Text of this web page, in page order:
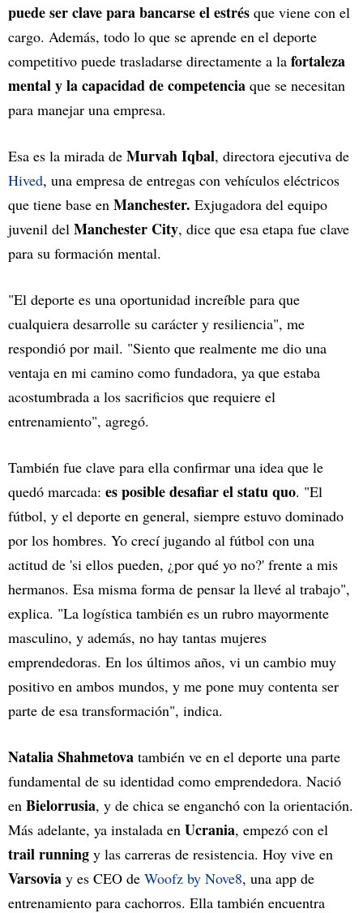
puede ser clave para bancarse el estrés que viene con el
cargo. Además, todo lo que se aprende en el deporte
competitivo puede trasladarse directamente a la fortaleza
mental y la capacidad de competencia que se necesitan
para manejar una empresa.
Esa es la mirada de Murvah Iqbal, directora ejecutiva de
Hived, una empresa de entregas con vehículos eléctricos
que tiene base en Manchester. Exjugadora del equipo
juvenil del Manchester City, dice que esa etapa fue clave
para su formación mental.
"El deporte es una oportunidad increíble para que
cualquiera desarrolle su carácter y resiliencia", me
respondió por mail. "Siento que realmente me dio una
ventaja en mi camino como fundadora, ya que estaba
acostumbrada a los sacrificios que requiere el
entrenamiento", agregó.
También fue clave para ella confirmar una idea que le
quedó marcada: es posible desafiar el statu quo. "El
fútbol, y el deporte en general, siempre estuvo dominado
por los hombres. Yo crecí jugando al fútbol con una
actitud de 'si ellos pueden, ¿por qué yo no?' frente a mis
hermanos. Esa misma forma de pensar la llevé al trabajo",
explica. "La logística también es un rubro mayormente
masculino, y además, no hay tantas mujeres
emprendedoras. En los últimos años, vi un cambio muy
positivo en ambos mundos, y me pone muy contenta ser
parte de esa transformación", indica.
Natalia Shahmetova también ve en el deporte una parte
fundamental de su identidad como emprendedora. Nació
en Bielorrusia, y de chica se enganchó con la orientación.
Más adelante, ya instalada en Ucrania, empezó con el
trail running y las carreras de resistencia. Hoy vive en
Varsovia y es CEO de Woofz by Nove8, una app de
entrenamiento para cachorros. Ella también encuentra